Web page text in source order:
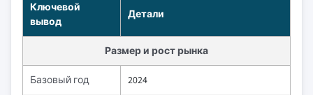
Ключевой
вывод
Детали
Размер и рост рынка
Базовый год 2024